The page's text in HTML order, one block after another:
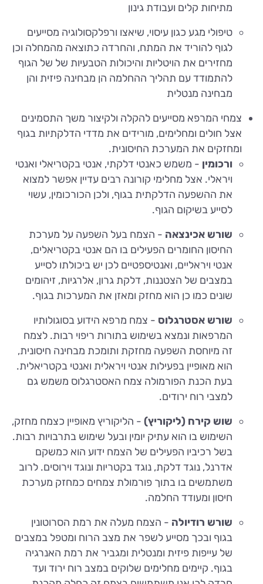
מתיחות קלים ועבודת גינון
טיפולי מגע כגון עיסוי, שיאצו ורפלקסולוגיה מסייעים
לגוף להוריד את המתח, והחרדה כתוצאה מהמחלה וכן
מחזירים את הויטליות והיכולות הטבעיות של של הגוף
להתמודד עם תהליך ההחלמה הן מבחינה פיזית והן
מבחינה מנטלית
צמחי המרפא מסייעים להקלה ולקיצור משך התסמינים
אצל חולים ומחלימים, מורידים את מדדי הדלקתיות בגוף
ומחזקים את המערכת החיסונית.
ורכומין - משמש כאנטי דלקתי, אנטי בקטריאלי ואנטי
ויראלי. אצל מחלימי קורונה רבים עדיין אפשר למצוא
את ההשפעה הדלקתית בגוף, ולכן הכורכומין, עשוי
לסייע בשיקום הגוף.
שורש אכינצאה - הצמח בעל השפעה על מערכת
החיסון החומרים הפעילים בו הם אנטי בקטריאלים,
אנטי ויראליים, ואנטיספטיים לכן יש ביכולתו לסייע
במצבים של הצטננות, דלקת גרון, אלרגיות, זיהומים
שונים כמו כן הוא מחזק ומאזן את המערכות בגוף.
שורש אסטרגלוס - צמח מרפא הידוע בסוגולותיו
המרפאות ונמצא בשימוש בתורות ריפוי רבות. לצמח
זה מיוחסת השפעה מחזקת ותומכת מבחינה חיסונית,
הוא מאופיין בפעילות אנטי ויראלית ואנטי בקטריאלית.
בעת הכנת הפורמולה צמח האסטרגלוס משמש גם
למצבי רוח ירודים.
שוש קירח (ליקוריץ) - הליקוריץ מאופיין כצמח מחזק,
השימוש בו הוא עתיק יומין ובעל שימוש בתרבויות רבות.
בשל רכיביו הפעילים של הצמח ידוע הוא כמשקם
אדרנל, נוגד דלקת, נוגד בקטריות ונוגד וירוסים. לרוב
משתמשים בו בתוך פורמולת צמחים כמחזק מערכת
חיסון ומעודד החלמה.
שורש רודיולה - הצמח מעלה את רמת הסרוטונין
בגוף ובכך מסייע לשפר את מצב הרוח ומטפל במצבים
של עייפות פיזית ומנטלית ומגביר את רמת האנרגיה
בגוף. קיימים מחלימים שלוקים במצב רוח ירוד ועד